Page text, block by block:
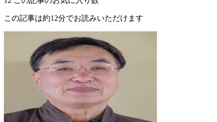
この記事は約12分でお読みいただけます